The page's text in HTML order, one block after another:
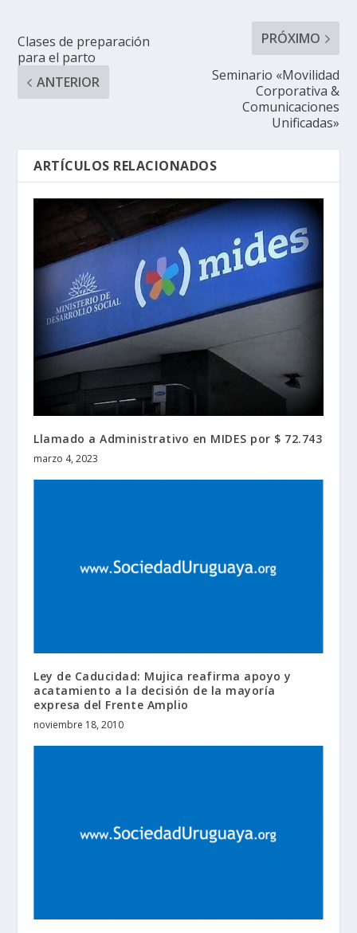
Clases de preparación
para el parto
ANTERIOR
PRÓXIMO
Seminario «Movilidad
Corporativa &
Comunicaciones
Unificadas»
ARTÍCULOS RELACIONADOS
Llamado a Administrativo en MIDES por $ 72.743
marzo 4, 2023
Ley de Caducidad: Mujica reafirma apoyo y
acatamiento a la decisión de la mayoría
expresa del Frente Amplio
noviembre 18, 2010